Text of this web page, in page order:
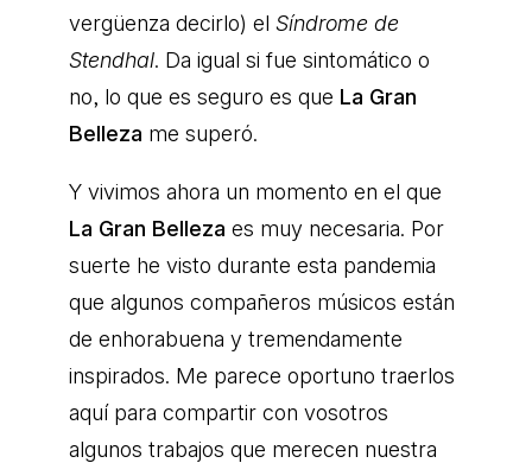
vergüenza decirlo) el Síndrome de
Stendhal. Da igual si fue sintomático o
no, lo que es seguro es que La Gran
Belleza me superó.
Y vivimos ahora un momento en el que
La Gran Belleza es muy necesaria. Por
suerte he visto durante esta pandemia
que algunos compañeros músicos están
de enhorabuena y tremendamente
inspirados. Me parece oportuno traerlos
aquí para compartir con vosotros
algunos trabajos que merecen nuestra